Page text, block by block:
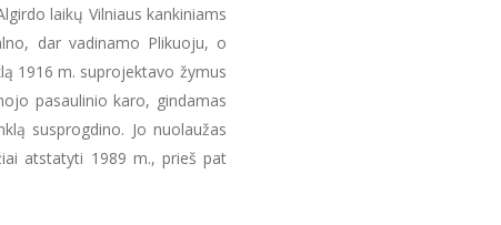
laikų Vilniaus kankiniams
dar vadinamo Plikuoju, o
1916 m. suprojektavo žymus
pasaulinio karo, gindamas
susprogdino. Jo nuolaužas
atstatyti 1989 m., prieš pat